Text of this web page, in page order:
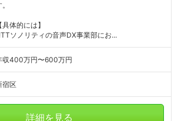
【具体的には】
ソノリティの音声DX事業部にお...
収400万円〜600万円
宿区
詳細を見る